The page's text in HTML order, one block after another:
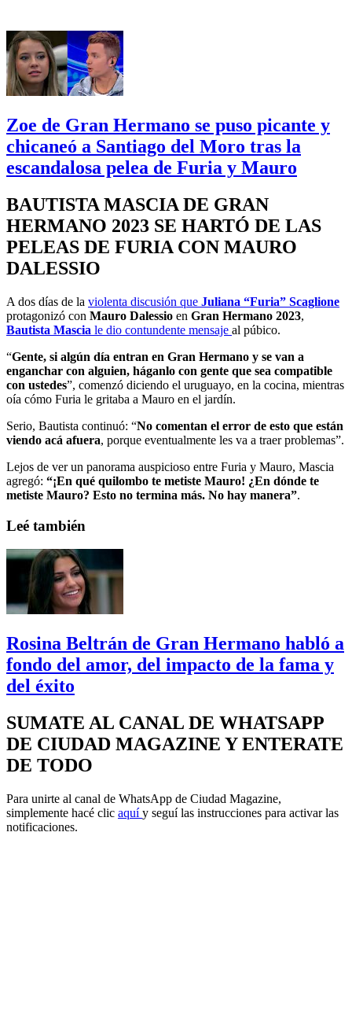
Zoe de Gran Hermano se puso picante y
chicaneó a Santiago del Moro tras la
escandalosa pelea de Furia y Mauro
BAUTISTA MASCIA DE GRAN
HERMANO 2023 SE HARTÓ DE LAS
PELEAS DE FURIA CON MAURO
DALESSIO
A dos días de la violenta discusión que Juliana “Furia” Scaglione
protagonizó con Mauro Dalessio en Gran Hermano 2023,
Bautista Mascia le dio contundente mensaje al púbico.
“Gente, si algún día entran en Gran Hermano y se van a
enganchar con alguien, háganlo con gente que sea compatible
con ustedes”, comenzó diciendo el uruguayo, en la cocina, mientras
oía cómo Furia le gritaba a Mauro en el jardín.
Serio, Bautista continuó: “No comentan el error de esto que están
viendo acá afuera, porque eventualmente les va a traer problemas”.
Lejos de ver un panorama auspicioso entre Furia y Mauro, Mascia
agregó: “¡En qué quilombo te metiste Mauro! ¿En dónde te
metiste Mauro? Esto no termina más. No hay manera”.
Leé también
Rosina Beltrán de Gran Hermano habló a
fondo del amor, del impacto de la fama y
del éxito
SUMATE AL CANAL DE WHATSAPP
DE CIUDAD MAGAZINE Y ENTERATE
DE TODO
Para unirte al canal de WhatsApp de Ciudad Magazine,
simplemente hacé clic aquíy seguí las instrucciones para activar las
notificaciones.